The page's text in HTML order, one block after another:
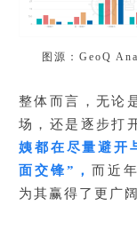
图源：GeoQ
整体而言，无论
场，还是逐步打
姨都在尽量避开
面交锋”，而近
为其赢得了更广